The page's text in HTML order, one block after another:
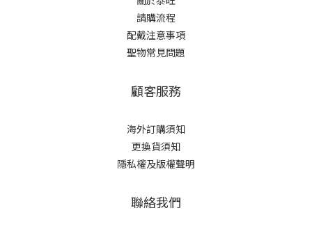
請購流程
配戴注意事項
聖物常見問題
顧客服務
海外訂購須知
更換貨須知
隱私權及版權聲明
聯絡我們